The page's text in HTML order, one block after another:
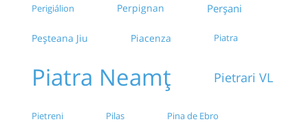
Perigiálion Perpignan Perșani
Peșteana Jiu Piacenza Piatra
Piatra Neamț Pietrari VL
Pietreni Pilas Pina de Ebro